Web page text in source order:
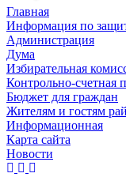
Главная
Информация по
Администрация
Дума
Избирательная
Контрольно-счетная
Бюджет для граждан
Жителям и гостям
Информационная
Карта сайта
Новости